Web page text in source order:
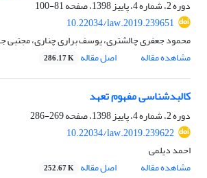
دوره 2، شماره 4، پاییز 1398، صفحه
81-100
10.22034/law.2019.239651
محمود جعفری چالشتری، یوسف براری چناری، مجتبی
مشاهده مقاله
اصل مقاله 286.17 K
کالبد‌شناسی مفهوم تعهد
دوره 2، شماره 4، پاییز 1398، صفحه
269-286
10.22034/law.2019.239622
احمد دیلمی
مشاهده مقاله
اصل مقاله 252.67 K